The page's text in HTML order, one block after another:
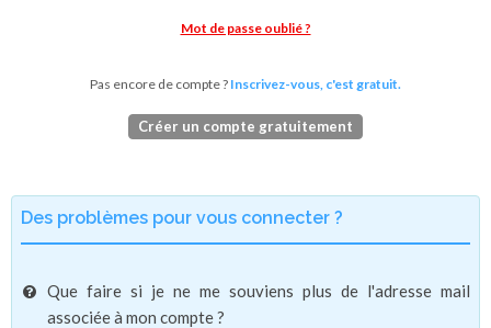
Mot de passe oublié ?
Pas encore de compte ? Inscrivez-vous, c'est gratuit.
Créer un compte gratuitement
Des problèmes pour vous connecter ?
Que faire si je ne me souviens plus de l'adresse mail
associée à mon compte ?